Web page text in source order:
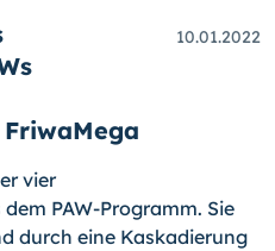
10.01.2022
vier
PAW-Pro­gramm. Sie
durch eine Kaskadierung